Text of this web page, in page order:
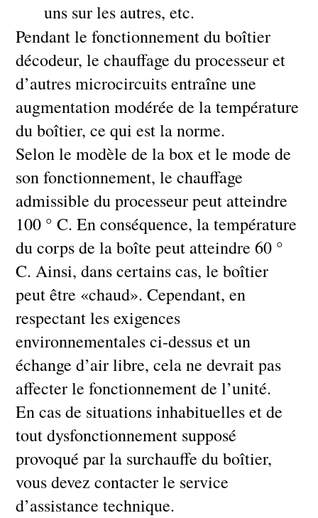
uns sur les autres, etc.
Pendant le fonctionnement du boîtier
décodeur, le chauffage du processeur et
d’autres microcircuits entraîne une
augmentation modérée de la température
du boîtier, ce qui est la norme.
Selon le modèle de la box et le mode de
son fonctionnement, le chauffage
admissible du processeur peut atteindre
100 ° C. En conséquence, la température
du corps de la boîte peut atteindre 60 °
C. Ainsi, dans certains cas, le boîtier
peut être «chaud». Cependant, en
respectant les exigences
environnementales ci-dessus et un
échange d’air libre, cela ne devrait pas
affecter le fonctionnement de l’unité.
En cas de situations inhabituelles et de
tout dysfonctionnement supposé
provoqué par la surchauffe du boîtier,
vous devez contacter le service
d’assistance technique.